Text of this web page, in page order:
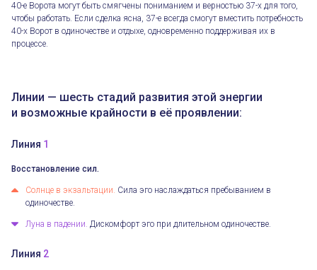
40-е Ворота могут быть смягчены пониманием и верностью 37-х для того,
чтобы работать. Если сделка ясна, 37-е всегда смогут вместить потребность
40-х Ворот в одиночестве и отдыхе, одновременно поддерживая их в
процессе.
Линии — шесть стадий развития этой энергии
и возможные крайности в её проявлении:
Линия 1
Восстановление сил.
Солнце в экзальтации. Сила эго наслаждаться пребыванием в
одиночестве.
Луна в падении. Дискомфорт эго при длительном одиночестве.
Линия 2